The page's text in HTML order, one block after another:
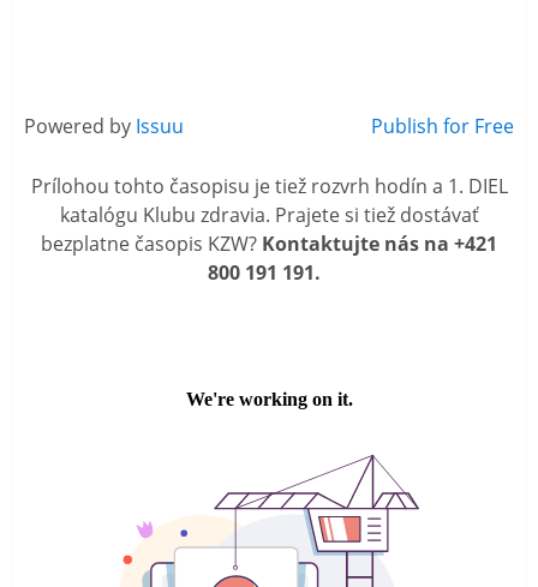
Powered by Issuu Publish for Free
Prílohou tohto časopisu je tiež rozvrh hodín a 1. DIEL
katalógu Klubu zdravia. Prajete si tiež dostávať
bezplatne časopis KZW? Kontaktujte nás na +421
800 191 191.